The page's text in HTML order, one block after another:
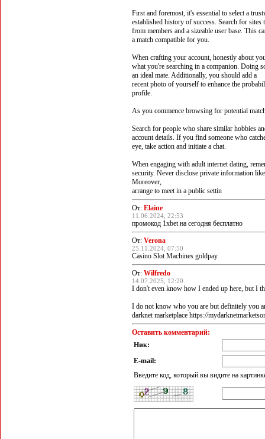
First and foremost, it's essential to select a
established history of success. Search for sites
from members and a sizeable user base. This
a match compatible for you.
When crafting your account, honestly about
what you're searching in a companion. Doing
an ideal mate. Additionally, you should add a
recent photo of yourself to enhance the
profile.
As you commence browsing for potential
Search for people who share similar hobbies
account details. If you find someone who
eye, take action and initiate a chat.
When engaging with adult internet dating,
security. Never disclose private information
Moreover,
arrange to meet in a public settin
От: Elaine
11.06.2024, 22:53
промокод 1xbet на сегодня бесплатно
От: Verona
25.11.2024, 07:50
Casino Slot Machines goldpay
От: Wilfredo
14.07.2025, 12:20
I don't even know how I ended up here, but I
I do not know who you are but definitely you
darknet marketplace https://
Оставить комментарий:
Ник:
E-mail:
Введите код, который вы видите на